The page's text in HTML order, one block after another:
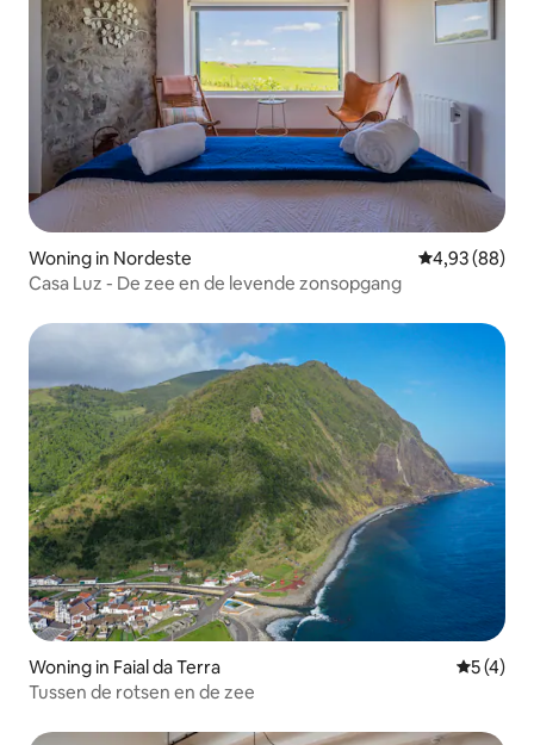
Woning in Nordeste Gemiddelde
4,93 (88)
Casa Luz - De zee en de levende zonsopgang
Woning in Faial da Terra
5 (4)
Tussen de rotsen en de zee